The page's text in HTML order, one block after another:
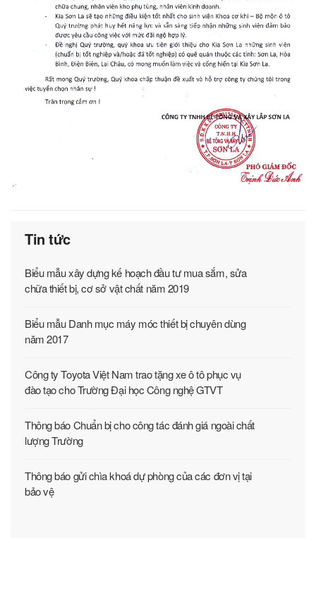
Tin tức
Biểu mẫu xây dựng kế hoạch đầu tư mua sắm, sửa
chữa thiết bị, cơ sở vật chất năm 2019
Biểu mẫu Danh mục máy móc thiết bị chuyên dùng
năm 2017
Công ty Toyota Việt Nam trao tặng xe ô tô phục vụ
đào tạo cho Trường Đại học Công nghệ GTVT
Thông báo Chuẩn bị cho công tác đánh giá ngoài chất
lượng Trường
Thông báo gửi chìa khoá dự phòng của các đơn vị tại
bảo vệ